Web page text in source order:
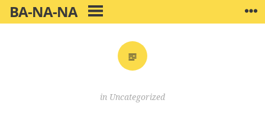
Skip
to
BA-NA-NA
PRIMARY
MENU
in Uncategorized